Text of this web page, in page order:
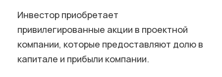
Инвестор приобретает
привилегированные акции в проектной
компании, которые предоставляют долю в
капитале и прибыли компании.